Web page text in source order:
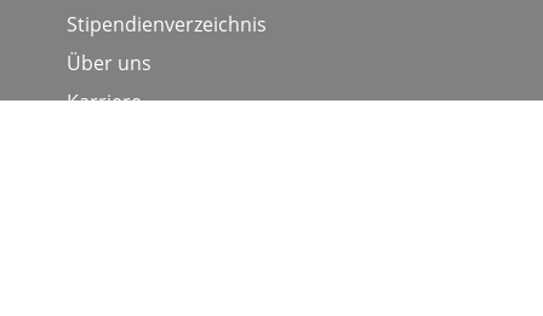
Stipendienverzeichnis
Über uns
Karriere